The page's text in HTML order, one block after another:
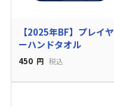
【2025年BF】プレイヤ
ーハンドタオル
450 円 税込